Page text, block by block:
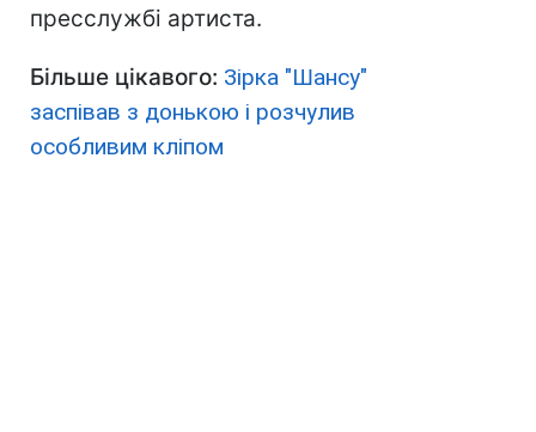
пресслужбі артиста.
Більше цікавого: Зірка "Шансу"
заспівав з донькою і розчулив
особливим кліпом